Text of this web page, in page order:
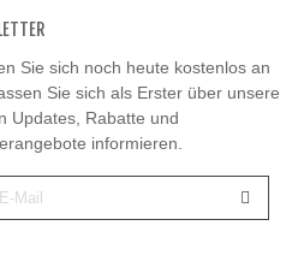
Sie sich noch heute kostenlos an
Sie sich als Erster über unsere
Updates, Rabatte und
informieren.